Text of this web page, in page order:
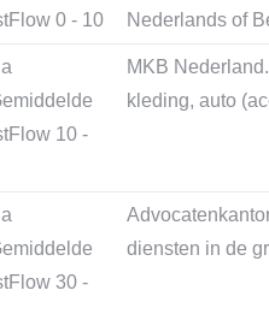
0 - 10
Nederlands of
10 -
MKB
kleding, auto
30 -
diensten in de